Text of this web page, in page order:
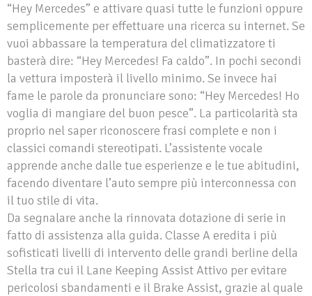
“Hey Mercedes” e attivare quasi tutte le funzioni oppure
semplicemente per effettuare una ricerca su internet. Se
vuoi abbassare la temperatura del climatizzatore ti
basterà dire: “Hey Mercedes! Fa caldo”. In pochi secondi
la vettura imposterà il livello minimo. Se invece hai
fame le parole da pronunciare sono: “Hey Mercedes! Ho
voglia di mangiare del buon pesce”. La particolarità sta
proprio nel saper riconoscere frasi complete e non i
classici comandi stereotipati. L’assistente vocale
apprende anche dalle tue esperienze e le tue abitudini,
facendo diventare l’auto sempre più interconnessa con
il tuo stile di vita.
Da segnalare anche la rinnovata dotazione di serie in
fatto di assistenza alla guida. Classe A eredita i più
sofisticati livelli di intervento delle grandi berline della
Stella tra cui il Lane Keeping Assist Attivo per evitare
pericolosi sbandamenti e il Brake Assist, grazie al quale